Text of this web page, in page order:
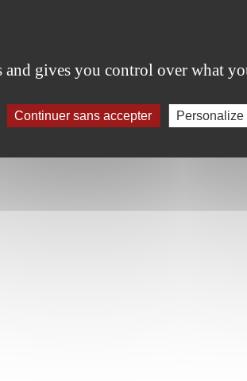
and gives you control over what
Continuer sans accepter Personalize
49006 ANGERS CÉDEX 01